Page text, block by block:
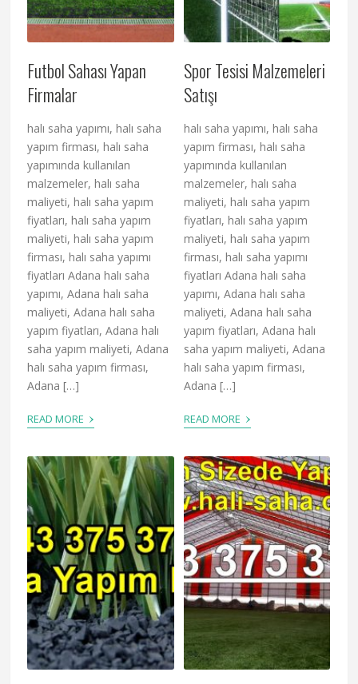
Futbol Sahası Yapan
Firmalar
halı saha yapımı, halı saha
yapım firması, halı saha
yapımında kullanılan
malzemeler, halı saha
maliyeti, halı saha yapım
fiyatları, halı saha yapım
maliyeti, halı saha yapım
firması, halı saha yapımı
fiyatları Adana halı saha
yapımı, Adana halı saha
maliyeti, Adana halı saha
yapım fiyatları, Adana halı
saha yapım maliyeti, Adana
halı saha yapım firması,
Adana […]
READ MORE ›
Spor Tesisi Malzemeleri
Satışı
halı saha yapımı, halı saha
yapım firması, halı saha
yapımında kullanılan
malzemeler, halı saha
maliyeti, halı saha yapım
fiyatları, halı saha yapım
maliyeti, halı saha yapım
firması, halı saha yapımı
fiyatları Adana halı saha
yapımı, Adana halı saha
maliyeti, Adana halı saha
yapım fiyatları, Adana halı
saha yapım maliyeti, Adana
halı saha yapım firması,
Adana […]
READ MORE ›